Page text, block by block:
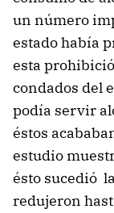
un número
estado había
esta
condados del
podía servir
éstos
estudio
ésto sucedió
redujeron